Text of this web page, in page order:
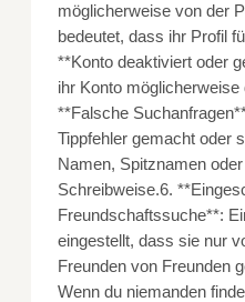
möglicherweise von der
bedeutet, dass ihr Profil
**Konto deaktiviert oder
ihr Konto
**Falsche
Tippfehler gemacht oder
Namen, Spitznamen
Schreibweise.6.
Freundschaftssuche**:
eingestellt, dass sie nur
Freunden von Freunden
Wenn du niemanden